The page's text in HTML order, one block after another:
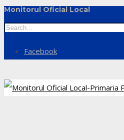
Monitorul Oficial Local
Facebook